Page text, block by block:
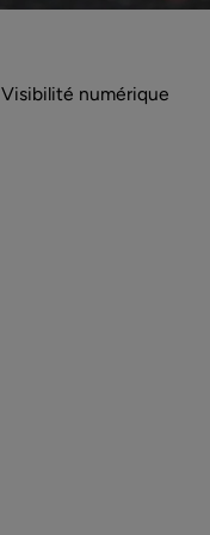
Visibilité numérique